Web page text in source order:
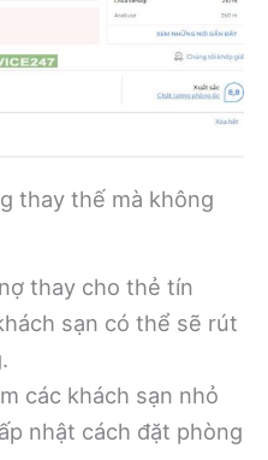
thay thế mà không
thay cho thẻ tín
sạn có thể sẽ rút
các khách sạn nhỏ
nhật cách đặt phòng